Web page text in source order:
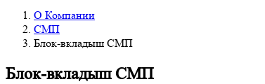
О Компании
СМП
Блок-вкладыш СМП
Блок-вкладыш СМП